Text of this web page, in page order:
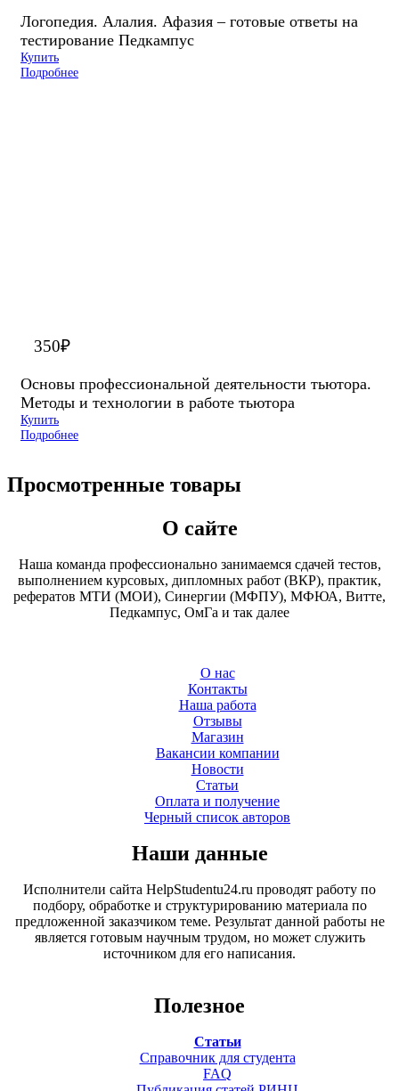
Логопедия. Алалия. Афазия – готовые ответы на
тестирование Педкампус
Купить
Подробнее
350₽
Основы профессиональной деятельности тьютора.
Методы и технологии в работе тьютора
Купить
Подробнее
Просмотренные товары
О сайте
Наша команда профессионально занимаемся сдачей тестов,
выполнением курсовых, дипломных работ (ВКР), практик,
рефератов МТИ (МОИ), Синергии (МФПУ), МФЮА, Витте,
Педкампус, ОмГа и так далее
О нас
Контакты
Наша работа
Отзывы
Магазин
Вакансии компании
Новости
Статьи
Оплата и получение
Черный список авторов
Наши данные
Исполнители сайта HelpStudentu24.ru проводят работу по
подбору, обработке и структурированию материала по
предложенной заказчиком теме. Результат данной работы не
является готовым научным трудом, но может служить
источником для его написания.
Полезное
Статьи
Справочник для студента
FAQ